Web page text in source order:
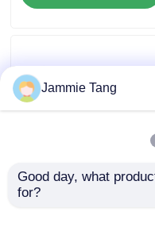
খবর
শিল্প উচ্চ চাপ ওয়াশার
হাইড্রোস্ট্যাটিক টেস্ট ইউনিট
Jammie Tang
Good day, what
for?